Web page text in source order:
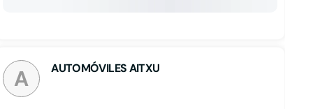
A AUTOMÓVILES AITXU